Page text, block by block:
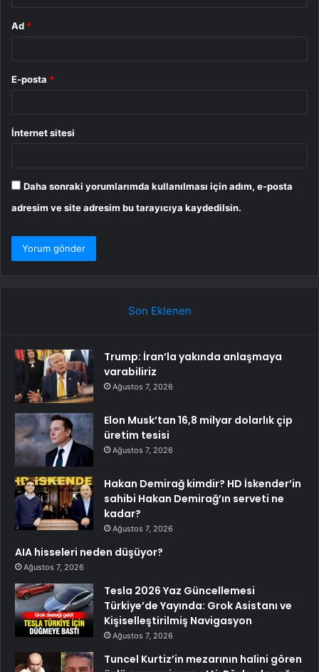
Ad *
E-posta *
İnternet sitesi
Daha sonraki yorumlarımda kullanılması için adım, e-posta
adresim ve site adresim bu tarayıcıya kaydedilsin.
Son Eklenen
Trump: İran’la yakında anlaşmaya
varabiliriz
Ağustos 7, 2026
Elon Musk’tan 16,8 milyar dolarlık çip
üretim tesisi
Ağustos 7, 2026
Hakan Demirağ kimdir? HD İskender’in
sahibi Hakan Demirağ’ın serveti ne
kadar?
Ağustos 7, 2026
AIA hisseleri neden düşüyor?
Ağustos 7, 2026
Tesla 2026 Yaz Güncellemesi
Türkiye’de Yayında: Grok Asistanı ve
Kişiselleştirilmiş Navigasyon
Ağustos 7, 2026
Tuncel Kurtiz’in mezarının halini gören